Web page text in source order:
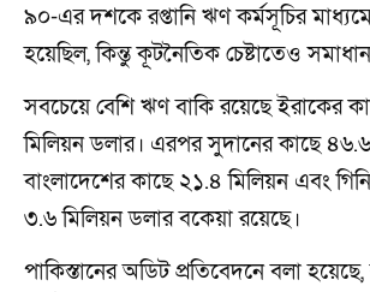
৯০-এর দশকে রপ্তানি ঋণ কর্মসূচির
হয়েছিল, কিন্তু কূটনৈতিক চেষ্টাতেও
সবচেয়ে বেশি ঋণ বাকি রয়েছে ইরাকের
মিলিয়ন ডলার। এরপর সুদানের কাছে
বাংলাদেশের কাছে ২১.৪ মিলিয়ন এবং
৩.৬ মিলিয়ন ডলার বকেয়া রয়েছে।
পাকিস্তানের অডিট প্রতিবেদনে বলা